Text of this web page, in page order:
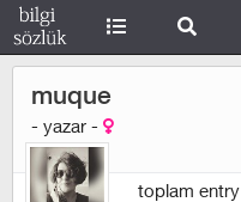
muque
- yazar -
toplam entry